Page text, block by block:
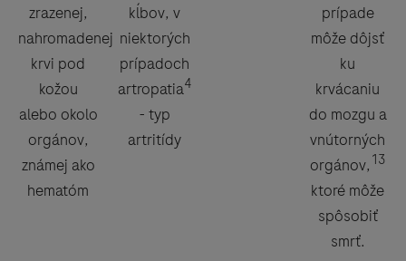
zrazenej,
nahromadenej
krvi pod
kožou
alebo okolo
orgánov,
známej ako
hematóm
kĺbov, v
niektorých
prípadoch
artropatia4
- typ
artritídy
prípade
môže dôjsť
ku
krvácaniu
do mozgu a
vnútorných
orgánov, 13
ktoré môže
spôsobiť
smrť.